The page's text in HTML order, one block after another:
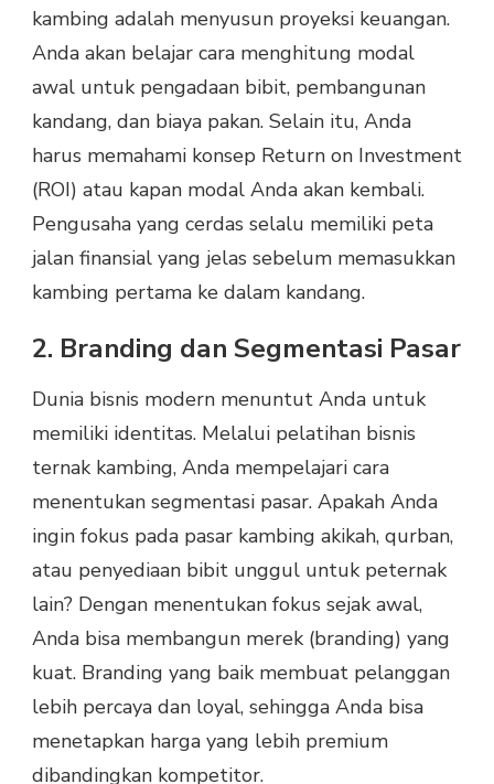
kambing adalah menyusun proyeksi keuangan.
Anda akan belajar cara menghitung modal
awal untuk pengadaan bibit, pembangunan
kandang, dan biaya pakan. Selain itu, Anda
harus memahami konsep Return on Investment
(ROI) atau kapan modal Anda akan kembali.
Pengusaha yang cerdas selalu memiliki peta
jalan finansial yang jelas sebelum memasukkan
kambing pertama ke dalam kandang.
2. Branding dan Segmentasi Pasar
Dunia bisnis modern menuntut Anda untuk
memiliki identitas. Melalui pelatihan bisnis
ternak kambing, Anda mempelajari cara
menentukan segmentasi pasar. Apakah Anda
ingin fokus pada pasar kambing akikah, qurban,
atau penyediaan bibit unggul untuk peternak
lain? Dengan menentukan fokus sejak awal,
Anda bisa membangun merek (branding) yang
kuat. Branding yang baik membuat pelanggan
lebih percaya dan loyal, sehingga Anda bisa
menetapkan harga yang lebih premium
dibandingkan kompetitor.